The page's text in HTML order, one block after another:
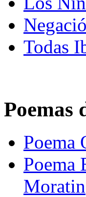
Todas
Poemas
Poema
Poema
Moratin